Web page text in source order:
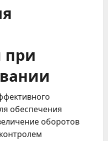
при
обеспечения
оборотов